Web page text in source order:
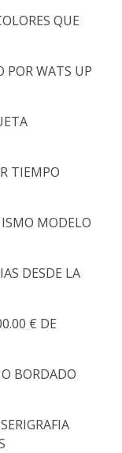
QUE
WATS UP
TIEMPO
MODELO
DESDE LA
€ DE
BORDADO